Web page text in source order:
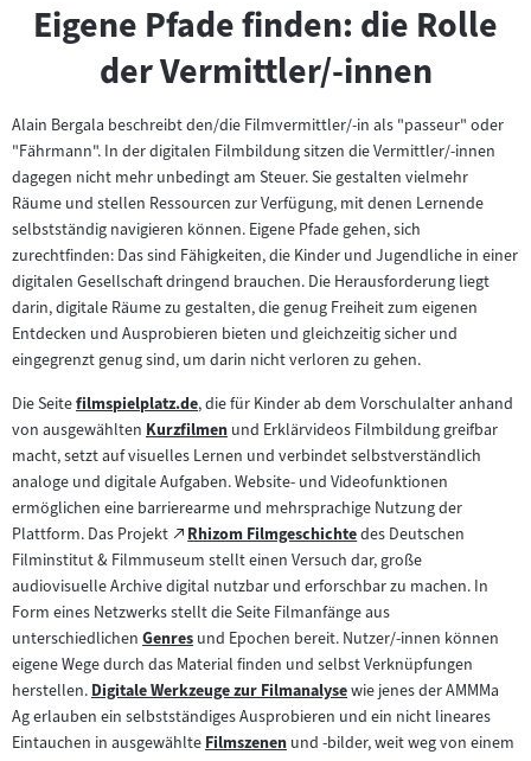
Eigene Pfade finden: die Rolle
der Vermittler/-innen
Alain Bergala beschreibt den/die Filmvermittler/-in als "passeur" oder
"Fährmann". In der digitalen Filmbildung sitzen die Vermittler/-innen
dagegen nicht mehr unbedingt am Steuer. Sie gestalten vielmehr
Räume und stellen Ressourcen zur Verfügung, mit denen Lernende
selbstständig navigieren können. Eigene Pfade gehen, sich
zurechtfinden: Das sind Fähigkeiten, die Kinder und Jugendliche in einer
digitalen Gesellschaft dringend brauchen. Die Herausforderung liegt
darin, digitale Räume zu gestalten, die genug Freiheit zum eigenen
Entdecken und Ausprobieren bieten und gleichzeitig sicher und
eingegrenzt genug sind, um darin nicht verloren zu gehen.
Die SeiteZum
Inhalt:
filmspielplatz.de, die für Kinder ab dem Vorschulalter anhand
von ausgewählten Zum
Inhalt:
Kurzfilmen und Erklärvideos Filmbildung greifbar
macht, setzt auf visuelles Lernen und verbindet selbstverständlich
analoge und digitale Aufgaben. Website- und Videofunktionen
ermöglichen eine barrierearme und mehrsprachige Nutzung der
Plattform. Das Projekt
Zum
externen
Inhalt:
Rhizom Filmgeschichte
(öffnet
im
neuen
Tab)
des Deutschen
Filminstitut & Filmmuseum stellt einen Versuch dar, große
audiovisuelle Archive digital nutzbar und erforschbar zu machen. In
Form eines Netzwerks stellt die Seite Filmanfänge aus
unterschiedlichen Zum
Inhalt:
Genres und Epochen bereit. Nutzer/-innen können
eigene Wege durch das Material finden und selbst Verknüpfungen
herstellen.Zum
Inhalt:
Digitale Werkzeuge zur Filmanalysewie jenes der AMMMa
Ag erlauben ein selbstständiges Ausprobieren und ein nicht lineares
Eintauchen in ausgewählteZum
Filmszenen und -bilder, weit weg von einem